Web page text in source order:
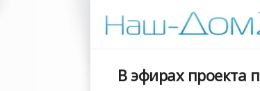
В эфирах проекта